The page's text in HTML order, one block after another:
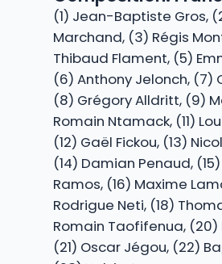
(1) Jean-Baptiste Gros,
Marchand, (3) Régis
Thibaud Flament, (5)
(6) Anthony Jelonch, (7)
(8) Grégory Alldritt, (9)
Romain Ntamack, (11)
(12) Gaël Fickou, (13)
(14) Damian Penaud,
Ramos, (16) Maxime
Rodrigue Neti, (18)
Romain Taofifenua, (20)
(21) Oscar Jégou, (22)